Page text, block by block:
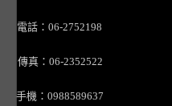
電話：06-2752198
傳真：06-2352522
手機：0988589637